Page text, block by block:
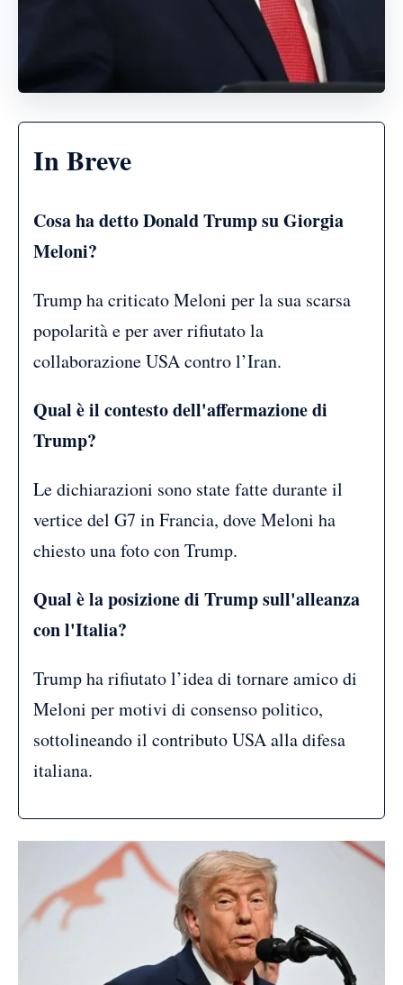
In Breve
Cosa ha detto Donald Trump su Giorgia
Meloni?
Trump ha criticato Meloni per la sua scarsa
popolarità e per aver rifiutato la
collaborazione USA contro l’Iran.
Qual è il contesto dell'affermazione di
Trump?
Le dichiarazioni sono state fatte durante il
vertice del G7 in Francia, dove Meloni ha
chiesto una foto con Trump.
Qual è la posizione di Trump sull'alleanza
con l'Italia?
Trump ha rifiutato l’idea di tornare amico di
Meloni per motivi di consenso politico,
sottolineando il contributo USA alla difesa
italiana.